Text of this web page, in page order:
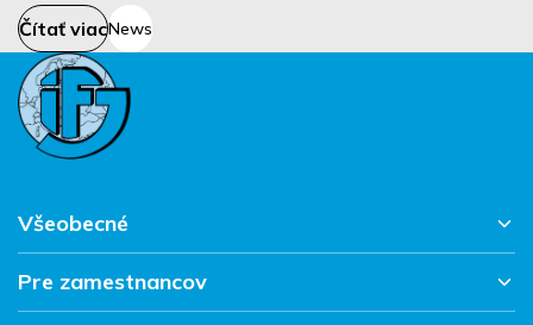
Čítať viacNews
Všeobecné
Hlavná stránka
Pre zamestnancov